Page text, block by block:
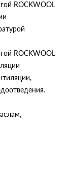
ROCKWOOL
ROCKWOOL